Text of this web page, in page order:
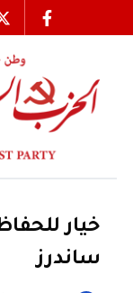
خيار
ساندرز